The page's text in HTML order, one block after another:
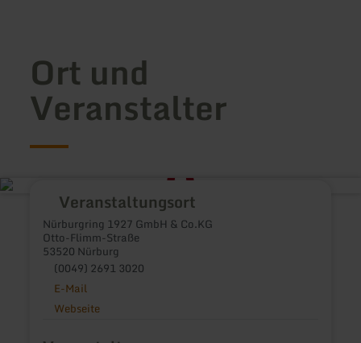
Ort und
Veranstalter
Veranstaltungsort
Nürburgring 1927 GmbH & Co.KG
Otto-Flimm-Straße
53520 Nürburg
(0049) 2691 3020
E-Mail
Webseite